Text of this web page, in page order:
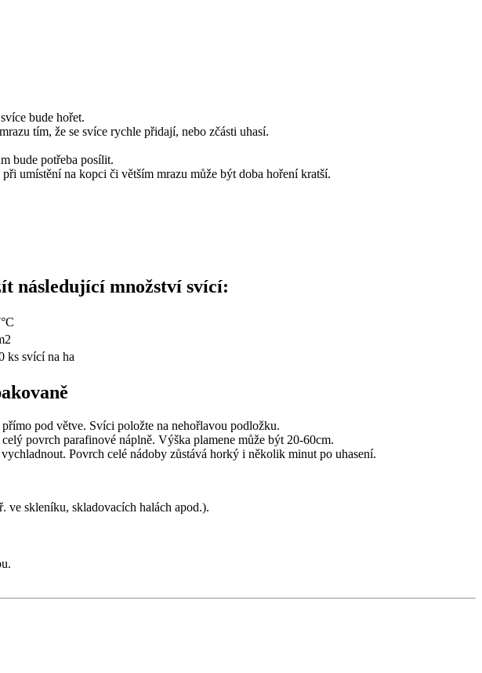
bude hořet.
tím, že se svíce rychle přidají, nebo zčásti uhasí.
bude potřeba posílit.
umístění na kopci či větším mrazu může být doba hoření kratší.
následující množství svící:
ks svící na ha
pod větve. Svíci položte na nehořlavou podložku.
povrch parafinové náplně. Výška plamene může být 20-60cm.
Povrch celé nádoby zůstává horký i několik minut po uhasení.
ve skleníku, skladovacích halách apod.).